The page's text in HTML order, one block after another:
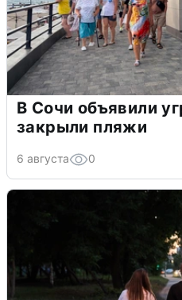
В Сочи объявили
закрыли пляжи
6 августа 0